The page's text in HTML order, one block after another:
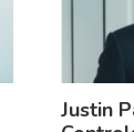
Justin